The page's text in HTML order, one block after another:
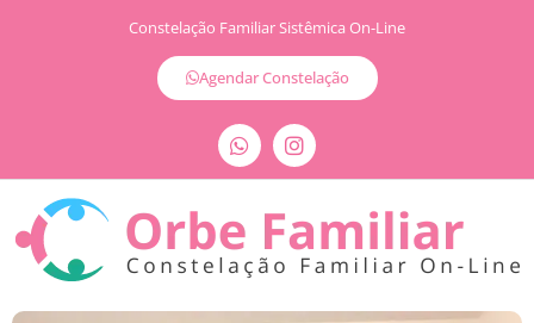
Constelação Familiar Sistêmica On-Line
Agendar Constelação